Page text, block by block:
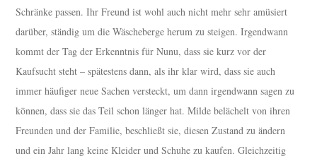
Schränke passen. Ihr Freund ist wohl auch nicht mehr sehr amüsiert
darüber, ständig um die Wäscheberge herum zu steigen. Irgendwann
kommt der Tag der Erkenntnis für Nunu, dass sie kurz vor der
Kaufsucht steht – spätestens dann, als ihr klar wird, dass sie auch
immer häufiger neue Sachen versteckt, um dann irgendwann sagen zu
können, dass sie das Teil schon länger hat. Milde belächelt von ihren
Freunden und der Familie, beschließt sie, diesen Zustand zu ändern
und ein Jahr lang keine Kleider und Schuhe zu kaufen. Gleichzeitig